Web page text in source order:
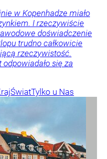
w Kopenhadze miało
I rzeczywiście
doświadczenie
trudno całkowicie
rzeczywistość.
się za
ŚwiatTylko u Nas